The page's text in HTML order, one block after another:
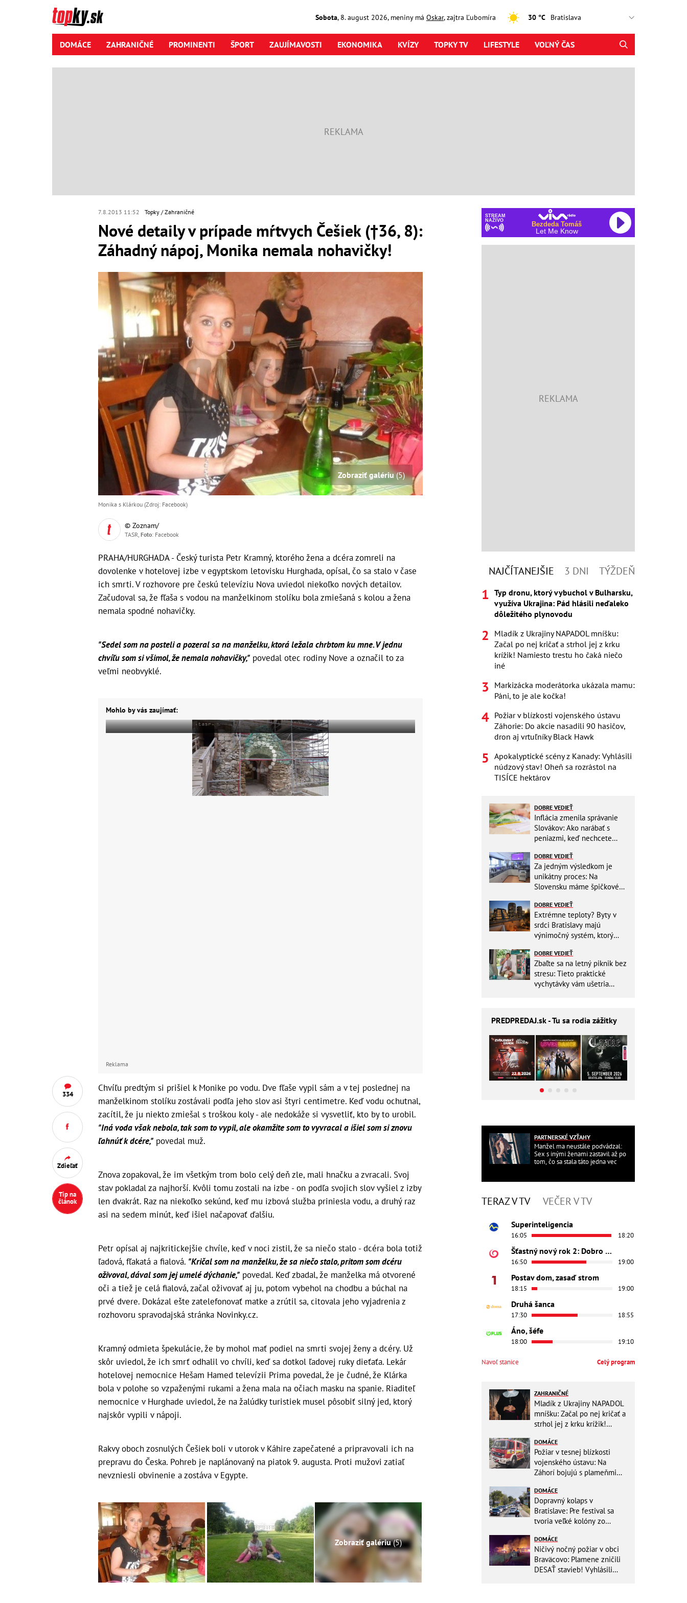
Sobota, 8. august2026, meniny má Oskar, zajtra Ľubomíra 30 °C
DOMÁCE ZAHRANIČNÉ PROMINENTI ŠPORT ZAUJÍMAVOSTI EKONOMIKA KVÍZY TOPKY TV LIFESTYLE VOĽNÝ ČAS
7.8.2013 11:52 Topky Zahraničné
Nové detaily v prípade mŕtvych Češiek (†36, 8):
Záhadný nápoj, Monika nemala nohavičky!
334
Zdieľať
Tip na
článok
Zobraziť galériu(5)
Monika s Klárkou (Zdroj: Facebook)
© Zoznam/
TASR, Foto: Facebook
PRAHA/HURGHADA - Český turista Petr Kramný, ktorého žena a dcéra zomreli na
dovolenke v hotelovej izbe v egyptskom letovisku Hurghada, opísal, čo sa stalo v čase
ich smrti. V rozhovore pre českú televíziu Nova uviedol niekoľko nových detailov.
Začudoval sa, že fľaša s vodou na manželkinom stolíku bola zmiešaná s kolou a žena
nemala spodné nohavičky.
"Sedel som na posteli a pozeral sa na manželku, ktorá ležala chrbtom ku mne. V jednu
chvíľu som si všimol, že nemala nohavičky," povedal otec rodiny Nove a označil to za
veľmi neobvyklé.
Mohlo by vás zaujímať:
Reklama
Chvíľu predtým si prišiel k Monike po vodu. Dve fľaše vypil sám a v tej poslednej na
manželkinom stolíku zostávali podľa jeho slov asi štyri centimetre. Keď vodu ochutnal,
zacítil, že ju niekto zmiešal s troškou koly - ale nedokáže si vysvetliť, kto by to urobil.
"Iná voda však nebola, tak som to vypil, ale okamžite som to vyvracal a išiel som si znovu
ľahnúť k dcére," povedal muž.
Znova zopakoval, že im všetkým trom bolo celý deň zle, mali hnačku a zvracali. Svoj
stav pokladal za najhorší. Kvôli tomu zostali na izbe - on podľa svojich slov vyšiel z izby
len dvakrát. Raz na niekoľko sekúnd, keď mu izbová služba priniesla vodu, a druhý raz
asi na sedem minút, keď išiel načapovať ďalšiu.
Petr opísal aj najkritickejšie chvíle, keď v noci zistil, že sa niečo stalo - dcéra bola totiž
ľadová, fľakatá a fialová. "Kričal som na manželku, že sa niečo stalo, pritom som dcéru
oživoval, dával som jej umelé dýchanie," povedal. Keď zbadal, že manželka má otvorené
oči a tiež je celá fialová, začal oživovať aj ju, potom vybehol na chodbu a búchal na
prvé dvere. Dokázal ešte zatelefonovať matke a zrútil sa, citovala jeho vyjadrenia z
rozhovoru spravodajská stránka Novinky.cz.
Kramný odmieta špekulácie, že by mohol mať podiel na smrti svojej ženy a dcéry. Už
skôr uviedol, že ich smrť odhalil vo chvíli, keď sa dotkol ľadovej ruky dieťaťa. Lekár
hotelovej nemocnice Hešam Hamed televízii Prima povedal, že je čudné, že Klárka
bola v polohe so vzpaženými rukami a žena mala na očiach masku na spanie. Riaditeľ
nemocnice v Hurghade uviedol, že na žalúdky turistiek musel pôsobiť silný jed, ktorý
najskôr vypili v nápoji.
Rakvy oboch zosnulých Češiek boli v utorok v Káhire zapečatené a pripravovali ich na
prepravu do Česka. Pohreb je naplánovaný na piatok 9. augusta. Proti mužovi zatiaľ
nevzniesli obvinenie a zostáva v Egypte.
Zobraziť galériu(5)
STREAM
NAŽIVO
Bezdeda Tomáš
Let Me Know
NAJČÍTANEJŠIE 3 DNI TÝŽDEŇ
Typ dronu, ktorý vybuchol v Bulharsku,
využíva Ukrajina: Pád hlásili neďaleko
dôležitého plynovodu
Mladík z Ukrajiny NAPADOL mníšku:
Začal po nej kričať a strhol jej z krku
krížik! Namiesto trestu ho čaká niečo
iné
Markizácka moderátorka ukázala mamu:
Páni, to je ale kočka!
Požiar v blízkosti vojenského ústavu
Záhorie: Do akcie nasadili 90 hasičov,
dron aj vrtuľníky Black Hawk
Apokalyptické scény z Kanady: Vyhlásili
núdzový stav! Oheň sa rozrástol na
TISÍCE hektárov
DOBRE VEDIEŤ
Inflácia zmenila správanie
Slovákov: Ako narábať s
peniazmi, keď nechcete
DOBRE VEDIEŤ
Za jedným výsledkom je
unikátny proces: Na
Slovensku máme špičkové
DOBRE VEDIEŤ
Extrémne teploty? Byty v
srdci Bratislavy majú
výnimočný systém, ktorý
DOBRE VEDIEŤ
Zbaľte sa na letný piknik bez
stresu: Tieto praktické
vychytávky vám ušetria
PREDPREDAJ.sk - Tu sa rodia zážitky
PARTNERSKÉ VZŤAHY
Manžel ma neustále podvádzal:
Sex s inými ženami zastavil až po
tom, čo sa stala táto jedna vec
TERAZ V TV VEČER V TV
Superinteligencia
16:05 18:20
Šťastný nový rok 2: Dobro došli
16:50 19:00
Postav dom, zasaď strom
18:15 19:00
Druhá šanca
17:30 18:55
Áno, šéfe
18:00 19:10
Navoľ stanice Celý program
ZAHRANIČNÉ
Mladík z Ukrajiny NAPADOL
mníšku: Začal po nej kričať a
strhol jej z krku krížik!
niečo iné
DOMÁCE
Požiar v tesnej blízkosti
vojenského ústavu: Na
Záhorí bojujú s plameňmi
DOMÁCE
Dopravný kolaps v
Bratislave: Pre festival sa
tvoria veľké kolóny zo
DOMÁCE
Ničivý nočný požiar v obci
Braväcovo: Plamene zničili
DESAŤ stavieb! Vyhlásili